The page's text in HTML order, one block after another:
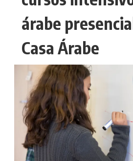
árabe
Casa Árabe